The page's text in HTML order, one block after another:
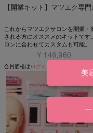
美
【開業キット】マツエク専
これからマツエクサロンを開業・
される方にオススメのキットです
ロンに合わせてカスタムも可能。
¥ 146,960
会員価格は ログイン